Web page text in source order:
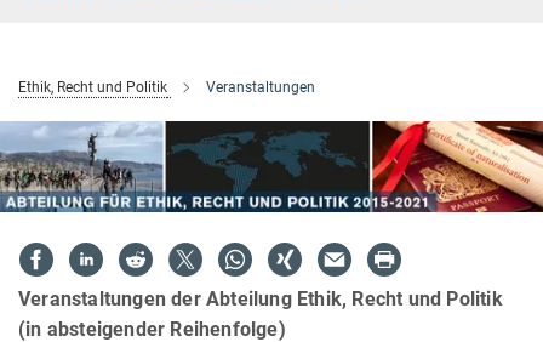
Ethik, Recht und Politik Veranstaltungen
Veranstaltungen der Abteilung Ethik, Recht und Politik
(in absteigender Reihenfolge)